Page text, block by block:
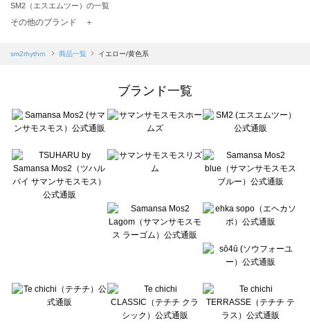
SM2（エスエムツー）の一覧
TSUHARU by Samansa Mos2（ツハルバイサマンサモスモス）の一覧
Samansa Mos2 blue（サマンサモスモス ブルー）の一覧
Te chichi（テチチ）の一覧
Te chichi CLASSIC（テチチ クラシック）の一覧
Lugnoncure（ルノンキュール）の一覧
BETTY'S BLUE（べティーズブルー）の一覧
Wpc.（ワールドパーティー）の一覧
その他のブランド ＋
sm2rhythm 商品一覧 イエロー/黄色系
ブランド一覧